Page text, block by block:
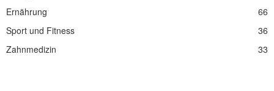
Ernährung
66
Sport und Fitness
36
Zahnmedizin
33